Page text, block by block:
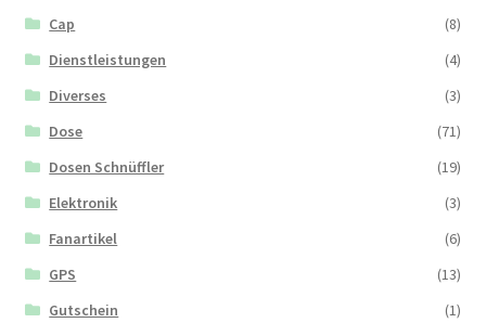
Cap
(8)
Dienstleistungen
(4)
Diverses
(3)
Dose
(71)
Dosen Schnüffler
(19)
Elektronik
(3)
Fanartikel
(6)
GPS
(13)
Gutschein
(1)